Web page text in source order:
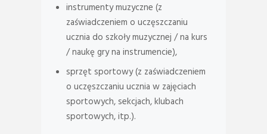
instrumenty muzyczne (z
zaświadczeniem o uczęszczaniu
ucznia do szkoły muzycznej / na kurs
/ naukę gry na instrumencie),
sprzęt sportowy (z zaświadczeniem
o uczęszczaniu ucznia w zajęciach
sportowych, sekcjach, klubach
sportowych, itp.).